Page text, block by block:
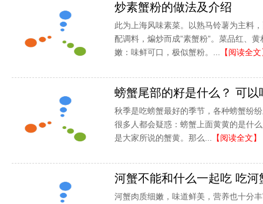
炒素蟹粉的做法及介绍
此为上海风味素菜。以熟马铃薯为主料
配调料，煸炒而成”素蟹粉”。菜品红、
嫩：味鲜可口，极似蟹粉。...
【阅读全
螃蟹尾部的籽是什么？ 可以
秋季是吃螃蟹最好的季节，各种螃蟹纷
很多人都会疑惑：螃蟹上面黄黄的是什
是大家所说的蟹黄。那么...
【阅读全文】
河蟹不能和什么一起吃 吃河
河蟹肉质细嫩，味道鲜美，营养也十分